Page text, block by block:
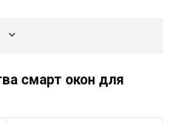
смарт окон для